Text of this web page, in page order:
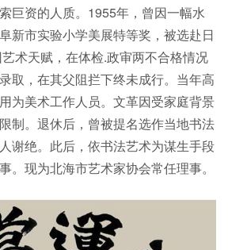
巨资的人质。1955年，曾因一幅水
新市实验小学美展特等奖，被选赴日
术天赋，在体检.政审两不合格情况
取，在其父阻拦下终未成行。当年高
为美术工作人员。文革因受家庭背景
制。退休后，曾被提名选作当地书法
谢绝。此后，依书法艺术为谋生手段
。现为北海市艺术家协会常任理事。